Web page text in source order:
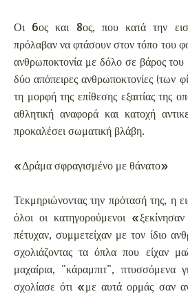
Οι 6ος και 8ος, που κατά την
πρόλαβαν να φτάσουν στον τόπο του
ανθρωποκτονία με δόλο σε βάρος
δύο απόπειρες ανθρωποκτονίες (των
τη μορφή της επίθεσης εξαιτίας της
αθλητική αναφορά και κατοχή
προκαλέσει σωματική βλάβη.
«Δράμα σφραγισμένο με θάνατο»
Τεκμηριώνοντας την πρότασή της, η
όλοι οι κατηγορούμενοι
πέτυχαν, συμμετείχαν με τον ίδιο
σχολιάζοντας τα όπλα που είχαν
μαχαίρια, "κάραμπιτ", πτυσσόμενα
σχολίασε ότι «με αυτά ορμάς σαν